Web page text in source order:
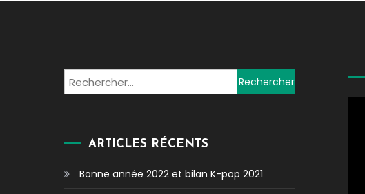
Rechercher :
ARTICLES RÉCENTS
Bonne année 2022 et bilan K-pop 2021